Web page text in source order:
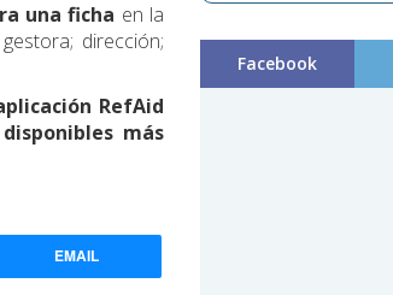
una ficha en la
dirección;
RefAid
más
EMAIL
Facebook